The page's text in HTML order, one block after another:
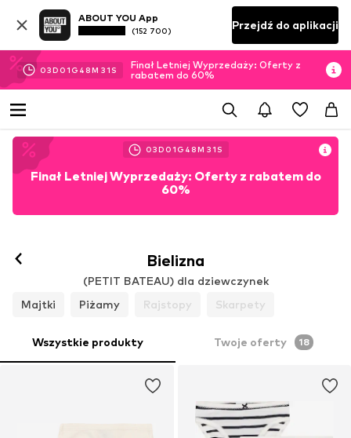
ABOUT YOU App
(152 700) Przejdź do aplikacji
03D 01 G 48M 29 S
Finał Letniej Wyprzedaży: Oferty z
rabatem do 60%
03D 01 G 48M 29 S
Finał Letniej Wyprzedaży: Oferty z rabatem do
60%
Bielizna
(PETIT BATEAU) dla dziewczynek
Majtki
Piżamy Rajstopy Skarpety
Wszystkie produkty Twoje oferty 18